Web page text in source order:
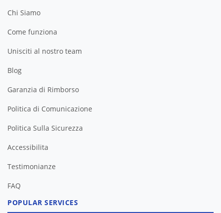
Chi Siamo
Come funziona
Unisciti al nostro team
Blog
Garanzia di Rimborso
Politica di Comunicazione
Politica Sulla Sicurezza
Accessibilita
Testimonianze
FAQ
POPULAR SERVICES